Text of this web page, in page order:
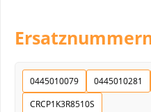
0445010079 0445010281
CRCP1K3R8510S